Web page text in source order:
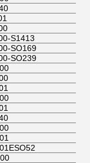
S1413
SO169
SO239